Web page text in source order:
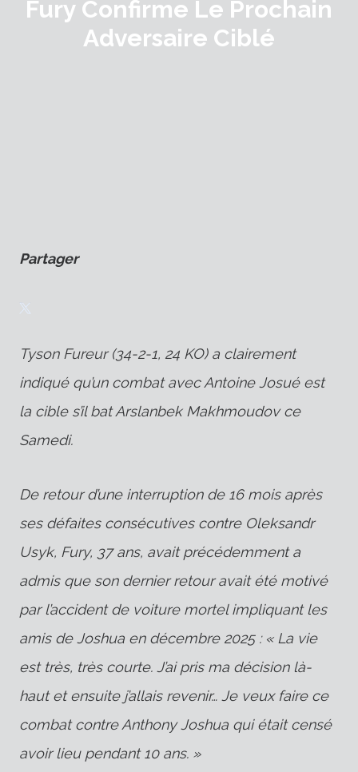
Fury Confirme Le Prochain
Adversaire Ciblé
Partager
Tyson Fureur(34-2-1, 24 KO) a clairement
indiqué qu’un combat avecAntoine Josuéest
la cible s’il batArslanbek Makhmoudovce
Samedi.
De retour d’une interruption de 16 mois après
ses défaites consécutives contre Oleksandr
Usyk, Fury, 37 ans, avait précédemmenta
admis que son dernier retour avait été motivé
par l’accident de voiture mortel impliquant les
amis de Joshua en décembre 2025 :« La vie
est très, très courte. J’ai pris ma décision là-
haut et ensuite j’allais revenir… Je veux faire ce
combat contre Anthony Joshua qui était censé
avoir lieu pendant 10 ans. »